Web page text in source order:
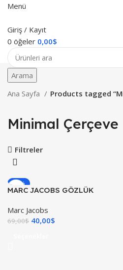
Menü
Giriş / Kayıt
0 öğeler 0,00$
Arama
Ana Sayfa
Products tagged
Minimal Çerçeve
Filtreler
-42%
YENI
MARC JACOBS GÖZLÜK
Marc Jacobs
69,00$ 40,00$